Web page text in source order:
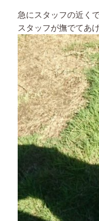
急にスタッフの近く
スタッフが撫でてあ